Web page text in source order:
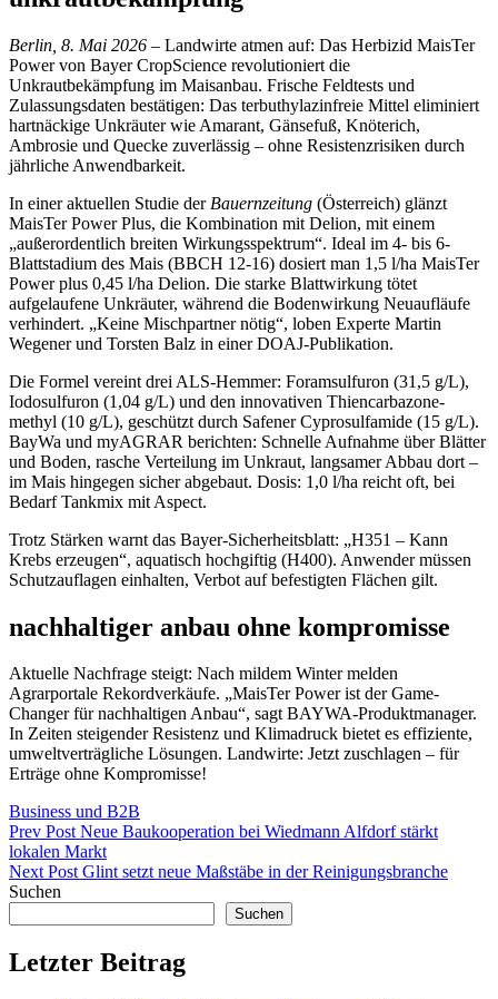
Berlin, 8. Mai 2026 – Landwirte atmen auf: Das Herbizid MaisTer
Power von Bayer CropScience revolutioniert die
Unkrautbekämpfung im Maisanbau. Frische Feldtests und
Zulassungsdaten bestätigen: Das terbuthylazinfreie Mittel eliminiert
hartnäckige Unkräuter wie Amarant, Gänsefuß, Knöterich,
Ambrosie und Quecke zuverlässig – ohne Resistenzrisiken durch
jährliche Anwendbarkeit.
In einer aktuellen Studie der Bauernzeitung (Österreich) glänzt
MaisTer Power Plus, die Kombination mit Delion, mit einem
„außerordentlich breiten Wirkungsspektrum“. Ideal im 4- bis 6-
Blattstadium des Mais (BBCH 12-16) dosiert man 1,5 l/ha MaisTer
Power plus 0,45 l/ha Delion. Die starke Blattwirkung tötet
aufgelaufene Unkräuter, während die Bodenwirkung Neuaufläufe
verhindert. „Keine Mischpartner nötig“, loben Experte Martin
Wegener und Torsten Balz in einer DOAJ-Publikation.
Die Formel vereint drei ALS-Hemmer: Foramsulfuron (31,5 g/L),
Iodosulfuron (1,04 g/L) und den innovativen Thiencarbazone-
methyl (10 g/L), geschützt durch Safener Cyprosulfamide (15 g/L).
BayWa und myAGRAR berichten: Schnelle Aufnahme über Blätter
und Boden, rasche Verteilung im Unkraut, langsamer Abbau dort –
im Mais hingegen sicher abgebaut. Dosis: 1,0 l/ha reicht oft, bei
Bedarf Tankmix mit Aspect.
Trotz Stärken warnt das Bayer-Sicherheitsblatt: „H351 – Kann
Krebs erzeugen“, aquatisch hochgiftig (H400). Anwender müssen
Schutzauflagen einhalten, Verbot auf befestigten Flächen gilt.
nachhaltiger anbau ohne kompromisse
Aktuelle Nachfrage steigt: Nach mildem Winter melden
Agrarportale Rekordverkäufe. „MaisTer Power ist der Game-
Changer für nachhaltigen Anbau“, sagt BAYWA-Produktmanager.
In Zeiten steigender Resistenz und Klimadruck bietet es effiziente,
umweltverträgliche Lösungen. Landwirte: Jetzt zuschlagen – für
Erträge ohne Kompromisse!
Categories
Business und B2B
Beitragsnavigation
Previous
Post
Prev Post Neue Baukooperation bei Wiedmann Alfdorf stärkt
lokalen Markt
Next
Post
Next Post Glint setzt neue Maßstäbe in der Reinigungsbranche
Suchen
Suchen
Letzter Beitrag